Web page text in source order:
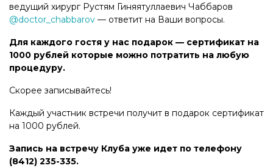
ведущий хирург Рустям Гиняятуллаевич Чаббаров
@doctor_chabbarov — ответит на Ваши вопросы.
Для каждого гостя у нас подарок — сертификат на
1000 рублей которые можно потратить на любую
процедуру.
Скорее записывайтесь!
Каждый участник встречи получит в подарок сертификат
на 1000 рублей.
Запись на встречу Клуба уже идет по телефону
(8412) 235-335.